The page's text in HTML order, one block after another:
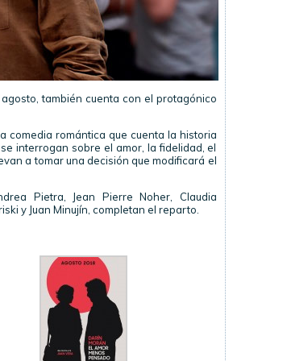
también cuenta con el protagónico
comedia romántica que cuenta la historia
interrogan sobre el amor, la fidelidad, el
a tomar una decisión que modificará el
Pietra, Jean Pierre Noher, Claudia
y Juan Minujín, completan el reparto.